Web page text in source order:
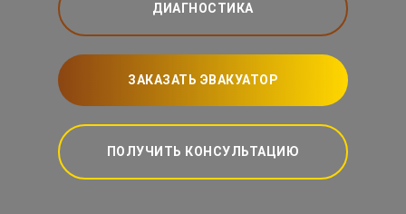
ДИАГНОСТИКА
ЗАКАЗАТЬ ЭВАКУАТОР
ПОЛУЧИТЬ КОНСУЛЬТАЦИЮ